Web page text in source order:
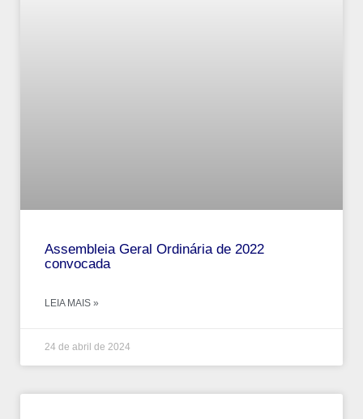
Assembleia Geral Ordinária de 2022
convocada
LEIA MAIS »
24 de abril de 2024